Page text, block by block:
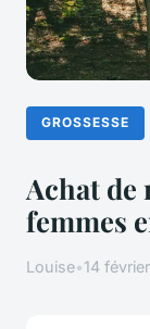
GROSSESSE
Achat de
femmes
Louise•14